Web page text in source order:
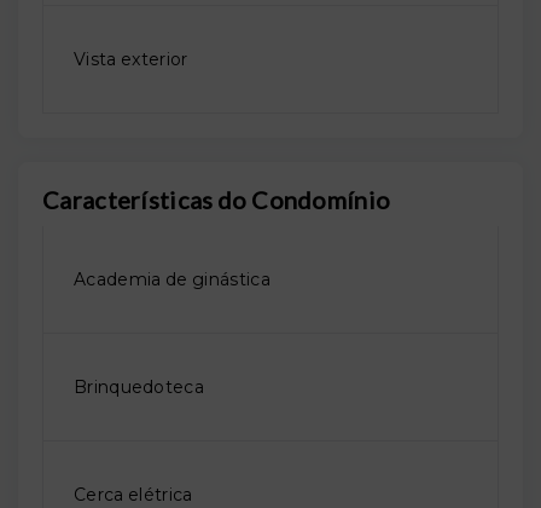
Vista exterior
Características do Condomínio
Academia de ginástica
Brinquedoteca
Cerca elétrica